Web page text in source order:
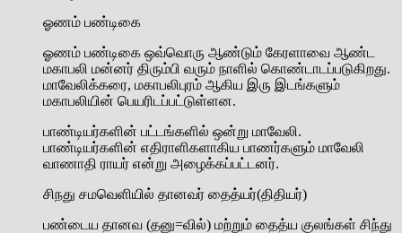
ஓணம் பண்டிகை
ஓணம் பண்டிகை ஒவ்வொரு ஆண்டும் கேரளாவை ஆண்ட
மகாபலி மன்னர் திரும்பி வரும் நாளில் கொண்டாடப்படுகிறது.
மாவேலிக்கரை, மகாபலிபுரம் ஆகிய இரு இடங்களும்
மகாபலியின் பெயரிடப்பட்டுள்ளன.
பாண்டியர்களின் பட்டங்களில் ஒன்று மாவேலி.
பாண்டியர்களின் எதிராளிகளாகிய பாணர்களும் மாவேலி
வாணாதி ராயர் என்று அழைக்கப்பட்டனர்.
சிநது சமவெளியில் தானவர் தைத்யர்(திதியர்)
பண்டைய தானவ (தனு=வில்) மற்றும் தைத்ய குலங்கள் சிந்து